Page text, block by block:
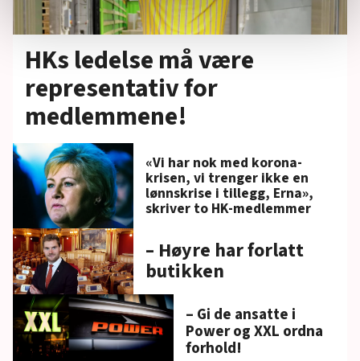
relevant innhold, tilpassede annonser og utarbeide
statistikk.
Vi deler bare informasjon om hvordan du bruker
nettstedet med LO Medias egne samarbeidspartnere
innenfor analyse og annonsering. Disse er angitt i
oversikten lengre ned på denne siden.
HKs ledelse må være
representativ for
medlemmene!
«Vi har nok med korona-
krisen, vi trenger ikke en
lønnskrise i tillegg, Erna»,
skriver to HK-medlemmer
– Høyre har forlatt
butikken
– Gi de ansatte i
Power og XXL ordna
forhold!